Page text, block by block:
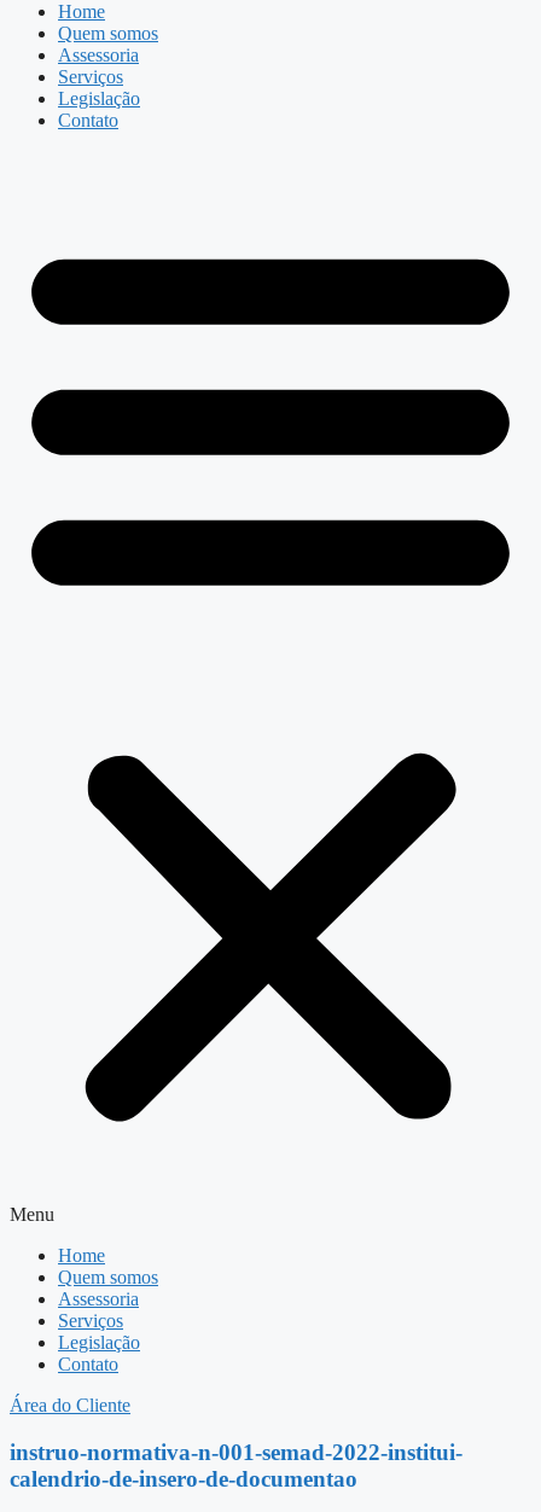
Home
Quem somos
Assessoria
Serviços
Legislação
Contato
Menu
Home
Quem somos
Assessoria
Serviços
Legislação
Contato
Área do Cliente
instruo-normativa-n-001-semad-2022-institui-
calendrio-de-insero-de-documentao